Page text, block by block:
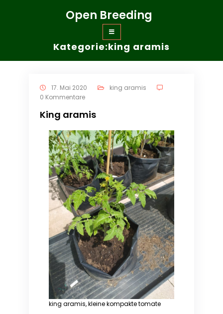
Open Breeding
Kategorie:king aramis
17. Mai 2020
king aramis
0 Kommentare
King aramis
king aramis, kleine kompakte tomate